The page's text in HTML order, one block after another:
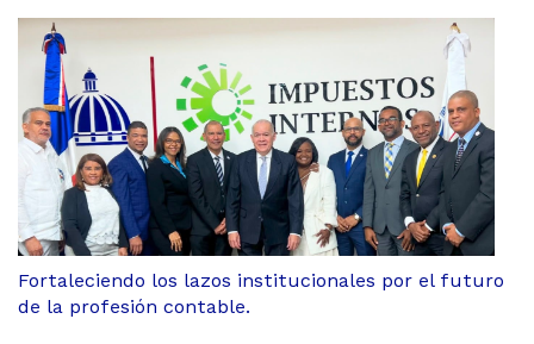
Fortaleciendo los lazos institucionales por el futuro
de la profesión contable.